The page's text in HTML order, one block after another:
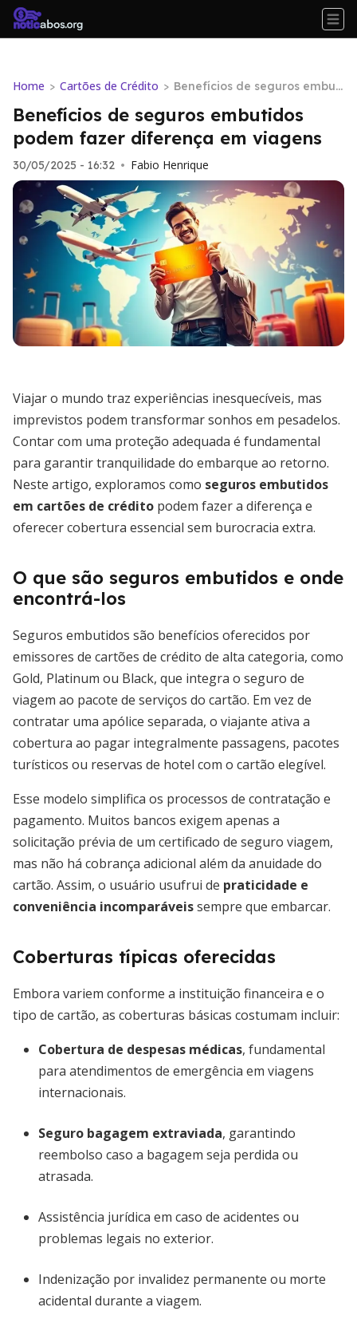
Home > Cartões de Crédito > Benefícios de seguros embuti
dos podem fazer diferença e
m viagens
Benefícios de seguros embutidos
podem fazer diferença em viagens
30/05/2025 - 16:32 • Fabio Henrique
Viajar o mundo traz experiências inesquecíveis, mas
imprevistos podem transformar sonhos em pesadelos.
Contar com uma proteção adequada é fundamental
para garantir tranquilidade do embarque ao retorno.
Neste artigo, exploramos como seguros embutidos
em cartões de crédito podem fazer a diferença e
oferecer cobertura essencial sem burocracia extra.
O que são seguros embutidos e onde
encontrá-los
Seguros embutidos são benefícios oferecidos por
emissores de cartões de crédito de alta categoria, como
Gold, Platinum ou Black, que integra o seguro de
viagem ao pacote de serviços do cartão. Em vez de
contratar uma apólice separada, o viajante ativa a
cobertura ao pagar integralmente passagens, pacotes
turísticos ou reservas de hotel com o cartão elegível.
Esse modelo simplifica os processos de contratação e
pagamento. Muitos bancos exigem apenas a
solicitação prévia de um certificado de seguro viagem,
mas não há cobrança adicional além da anuidade do
cartão. Assim, o usuário usufrui de praticidade e
conveniência incomparáveissempre que embarcar.
Coberturas típicas oferecidas
Embora variem conforme a instituição financeira e o
tipo de cartão, as coberturas básicas costumam incluir:
Cobertura de despesas médicas, fundamental
para atendimentos de emergência em viagens
internacionais.
Seguro bagagem extraviada, garantindo
reembolso caso a bagagem seja perdida ou
atrasada.
Assistência jurídica em caso de acidentes ou
problemas legais no exterior.
Indenização por invalidez permanente ou morte
acidental durante a viagem.